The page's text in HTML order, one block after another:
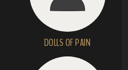
DOLLS OF PAIN